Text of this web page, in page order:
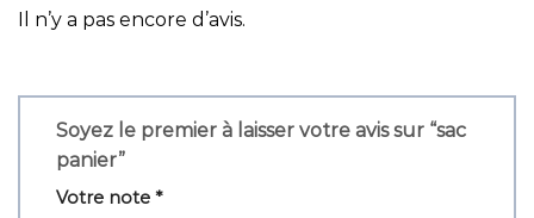
Il n’y a pas encore d’avis.
Soyez le premier à laisser votre avis sur “sac
panier”
Votre note *